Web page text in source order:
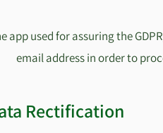
app used for assuring the
email address in order to
Rectification